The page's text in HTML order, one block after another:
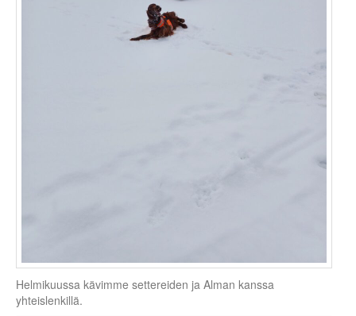
Helmikuussa kävimme settereiden ja Alman kanssa
yhteislenkillä.